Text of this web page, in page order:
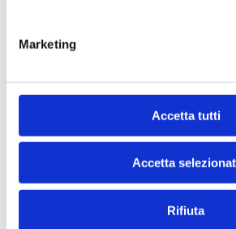
Marketing
Accetta tutti
Accetta
Rifiuta
Ho letto e accetto l’informativa
Ho preso visione delleCondizioni
contratto disciplinanti il sito